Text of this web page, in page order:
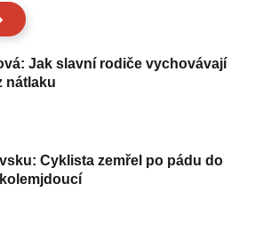
Jak slavní rodiče vychovávají
nátlaku
Cyklista zemřel po pádu do